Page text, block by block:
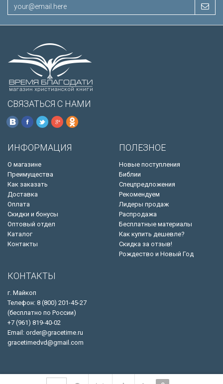
СВЯЗАТЬСЯ С НАМИ
ИНФОРМАЦИЯ
О магазине
Преимущества
Как заказать
Доставка
Оплата
Скидки и бонусы
Оптовый отдел
Каталог
Контакты
ПОЛЕЗНОЕ
Новые поступления
Библии
Спецпредложения
Рекомендуем
Лидеры продаж
Распродажа
Бесплатные материалы
Как купить дешевле?
Скидка за отзыв!
Рождество и Новый Год
КОНТАКТЫ
г. Майкоп
Телефон: 8 (800) 201-45-27
(бесплатно по России)
+7 (961) 819-40-02
Email: order@gracetime.ru
gracetimedvd@gmail.com